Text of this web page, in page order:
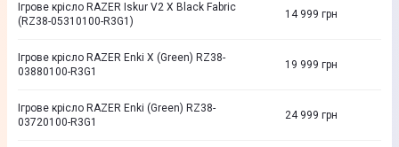
Ігрове крісло RAZER Iskur V2 X Black Fabric
(RZ38-05310100-R3G1)
14 999 грн
Ігрове крісло RAZER Enki X (Green) RZ38-
03880100-R3G1
19 999 грн
Ігрове крісло RAZER Enki (Green) RZ38-
03720100-R3G1
24 999 грн